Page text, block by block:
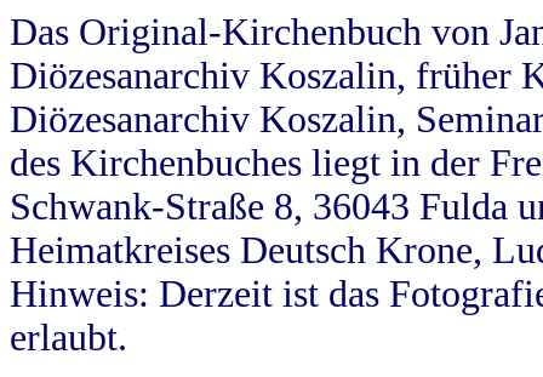
Das Original-Kirchenbuch von
Diözesanarchiv Koszalin, früher
Diözesanarchiv Koszalin,
des Kirchenbuches liegt in der
Schwank-Straße 8, 36043 Fulda
Heimatkreises Deutsch Krone,
Hinweis: Derzeit ist das
erlaubt.